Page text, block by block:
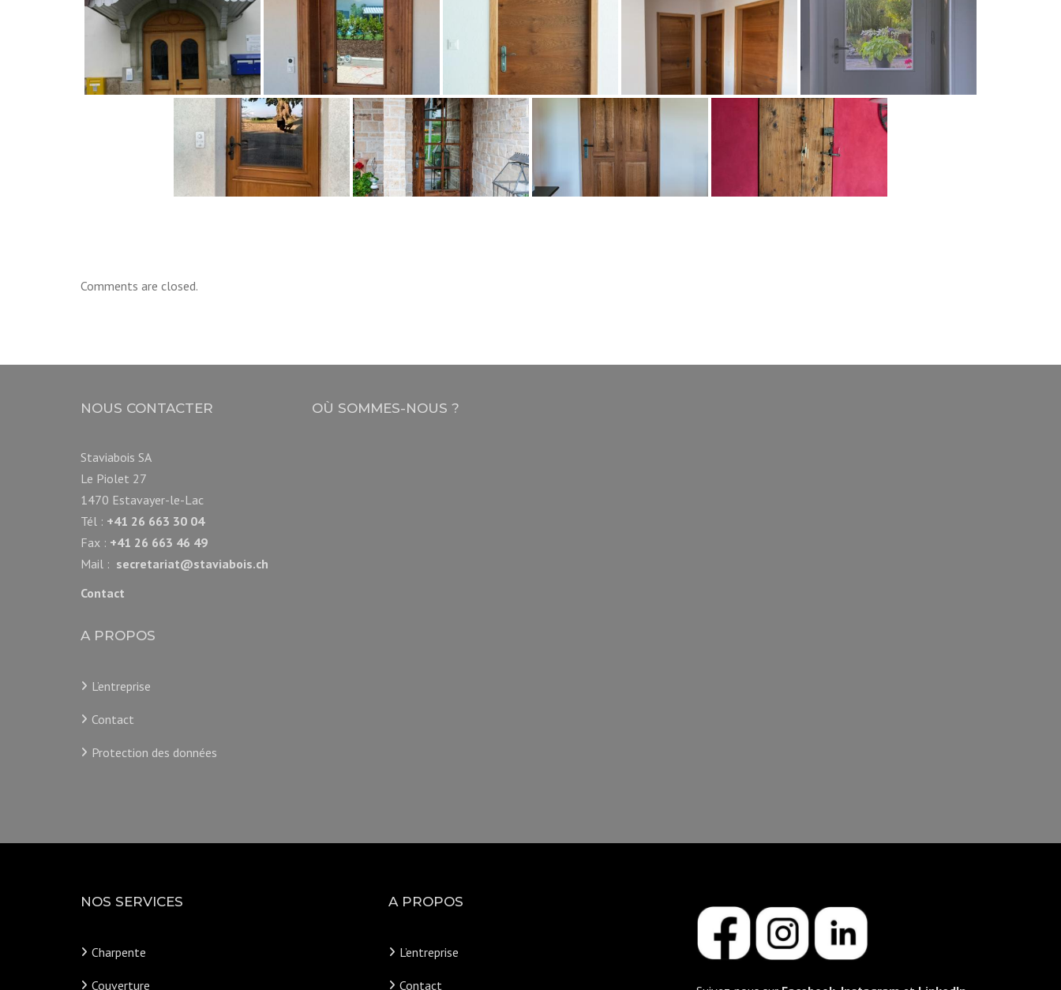
Comments are closed.
NOUS CONTACTER
Staviabois SA
Le Piolet 27
1470 Estavayer-le-Lac
Tél : +41 26 663 30 04
Fax : +41 26 663 46 49
Mail : secretariat@staviabois.ch
Contact
A PROPOS
L’entreprise
Contact
Protection des données
OÙ SOMMES-NOUS ?
NOS SERVICES
Charpente
Couverture
A PROPOS
L’entreprise
Contact